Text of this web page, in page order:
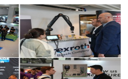
FOTO GALERİ
VİDEO GALERİ
KÜNYE